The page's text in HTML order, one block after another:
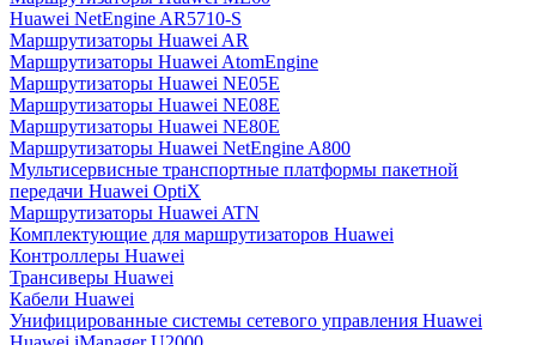
Huawei NetEngine AR5710-S
Маршрутизаторы Huawei AR
Маршрутизаторы Huawei AtomEngine
Маршрутизаторы Huawei NE05E
Маршрутизаторы Huawei NE08E
Маршрутизаторы Huawei NE80E
Маршрутизаторы Huawei NetEngine A800
Мультисервисные транспортные платформы пакетной
передачи Huawei OptiX
Маршрутизаторы Huawei ATN
Комплектующие для маршрутизаторов Huawei
Контроллеры Huawei
Трансиверы Huawei
Кабели Huawei
Унифицированные системы сетевого управления Huawei